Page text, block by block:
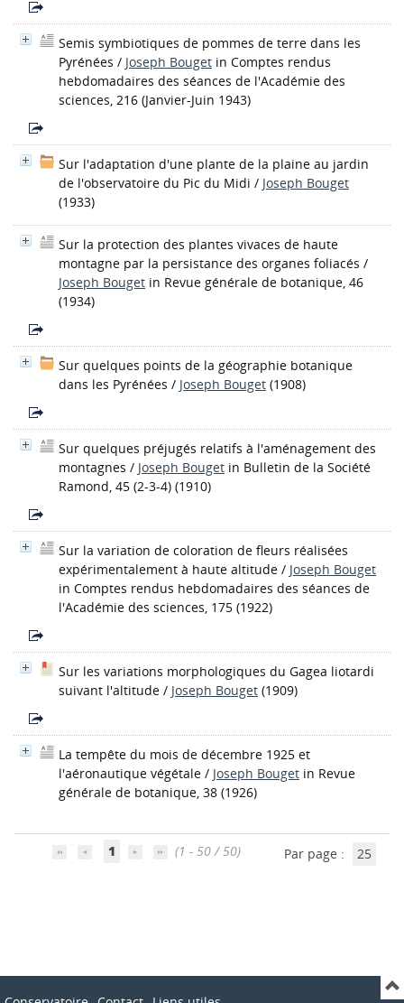
Semis symbiotiques de pommes de terre dans les
Pyrénées / Joseph Bouget in Comptes rendus
hebdomadaires des séances de l'Académie des
sciences, 216 (Janvier-Juin 1943)
Sur l'adaptation d'une plante de la plaine au jardin
de l'observatoire du Pic du Midi / Joseph Bouget
(1933)
Sur la protection des plantes vivaces de haute
montagne par la persistance des organes foliacés /
Joseph Bouget in Revue générale de botanique, 46
(1934)
Sur quelques points de la géographie botanique
dans les Pyrénées / Joseph Bouget (1908)
Sur quelques préjugés relatifs à l'aménagement des
montagnes / Joseph Bouget in Bulletin de la Société
Ramond, 45 (2-3-4) (1910)
Sur la variation de coloration de fleurs réalisées
expérimentalement à haute altitude / Joseph Bouget
in Comptes rendus hebdomadaires des séances de
l'Académie des sciences, 175 (1922)
Sur les variations morphologiques du Gagea liotardi
suivant l'altitude / Joseph Bouget (1909)
La tempête du mois de décembre 1925 et
l'aéronautique végétale / Joseph Bouget in Revue
générale de botanique, 38 (1926)
1 (1 - 50 / 50) Par page : 25